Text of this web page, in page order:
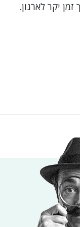
יקר לארגון.